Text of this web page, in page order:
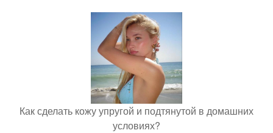
Как сделать кожу упругой и подтянутой в домашних
условиях?